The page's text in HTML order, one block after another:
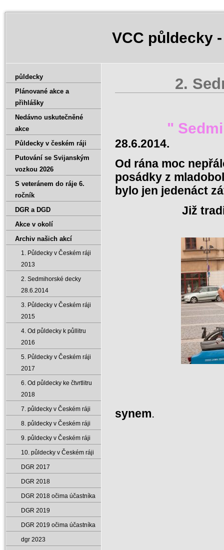
VCC půldecky
2.
"
28.6.2014.
Od rána moc
posádky z
bylo jen jedenáct
Již
synem.
půldecky
Plánované akce a
přihlášky
Nedávno uskutečněné
akce
Půldecky v českém ráji
Putování se Svijanským
vozkou 2026
S veteránem do ráje 6.
ročník
DGR a DGD
Akce v okolí
Archiv našich akcí
1. Půldecky v Českém ráji
2013
2. Sedmihorské decky
28.6.2014
3. Půldecky v Českém ráji
2015
4. Od půldecky k půllitru
2016
5. Půldecky v Českém ráji
2017
6. Od půldecky ke čtvrtlitru
2018
7. půldecky v Českém ráji
8. půldecky v Českém ráji
9. půldecky v Českém ráji
10. půldecky v Českém ráji
DGR 2017
DGR 2018
DGR 2018 očima účastníka
DGR 2019
DGR 2019 očima účastníka
dgr 2023